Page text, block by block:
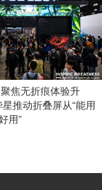
焦无折痕体验升
推动折叠屏从“能用
用”